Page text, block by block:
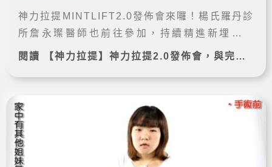
神力拉提MINTLIFT2.0發佈會來囉！楊氏羅丹診
所詹永璨醫師也前往參加，持續精進新埋線技
術、新產品，為有臉部下垂鬆弛、皺紋的診友改
閱讀 【神力拉提】神力拉提2.0發佈會，與完美拉近距離！ 完整案例➔